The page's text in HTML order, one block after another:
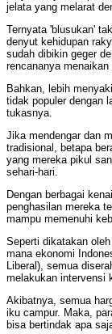
jelata yang melarat
Ternyata 'blusukan'
denyut kehidupan
sudah dibikin geger
rencananya menaikan
Bahkan, lebih
tidak populer dengan
tukasnya.
Jika mendengar dan
tradisional, betapa
yang mereka pikul
sehari-hari.
Dengan berbagai
penghasilan mereka
mampu memenuhi
Seperti dikatakan
mana ekonomi
Liberal), semua
melakukan intervensi
Akibatnya, semua
iku campur. Maka,
bisa bertindak apa